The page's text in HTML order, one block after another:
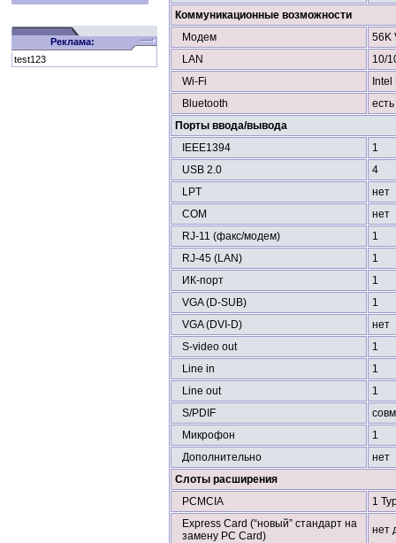
Реклама:
test123
Коммуникационные возможности
Модем
56K
LAN
10/
Wi-Fi
Bluetooth
есть
Порты ввода/вывода
IEEE1394
1
USB 2.0
4
LPT
нет
COM
нет
RJ-11 (факс/модем)
1
RJ-45 (LAN)
1
ИК-порт
1
VGA (D-SUB)
1
VGA (DVI-D)
нет
S-video out
1
Line in
1
Line out
1
S/PDIF
Микрофон
1
Дополнительно
нет
Слоты расширения
PCMCIA
1
Express Card (“новый” стандарт на
замену PC Card)
нет